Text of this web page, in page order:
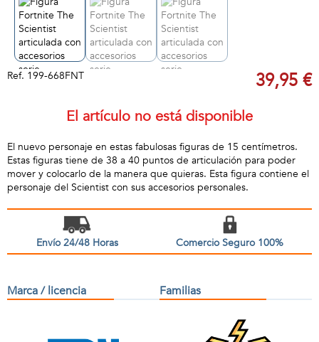
Ref. 199-668FNT 39,95 €
El artículo no está disponible
El nuevo personaje en estas fabulosas figuras de 15 centímetros.
Estas figuras tiene de 38 a 40 puntos de articulación para poder
mover y colocarlo de la manera que quieras. Esta figura contiene el
personaje del Scientist con sus accesorios personales.
Envío 24/48 Horas Comercio Seguro 100%
Marca / licencia Familias